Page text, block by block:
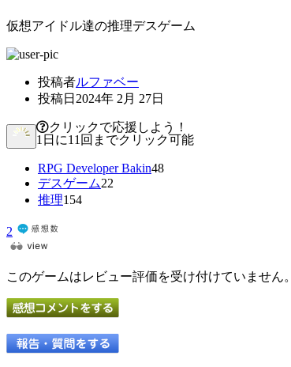
仮想アイドル達の推理デスゲーム
投稿者ルファベー
投稿日 2024年 2月 27日
クリックで応援しよう！
1日に11回までクリック可能
RPG Developer Bakin48
デスゲーム22
推理154
2
このゲームはレビュー評価を受け付けていません。